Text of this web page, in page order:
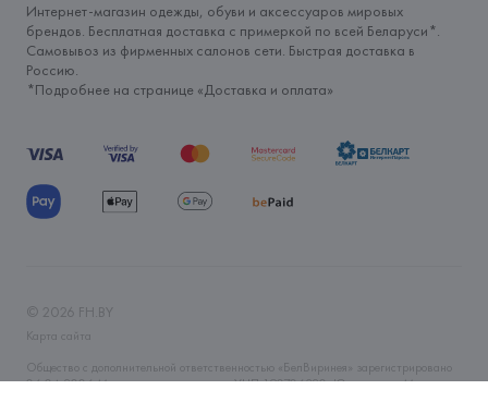
Интернет-магазин одежды, обуви и аксессуаров мировых
брендов. Бесплатная доставка с примеркой по всей Беларуси*.
Самовывоз из фирменных салонов сети. Быстрая доставка в
Россию.
*Подробнее на странице «Доставка и оплата»
© 2026 FH.BY
Карта сайта
Общество с дополнительной ответственностью «БелВиринея» зарегистрировано
06.04.2006 Минским горисполкомом. УНП 190706320. Юр.адрес: г. Минск, ул.